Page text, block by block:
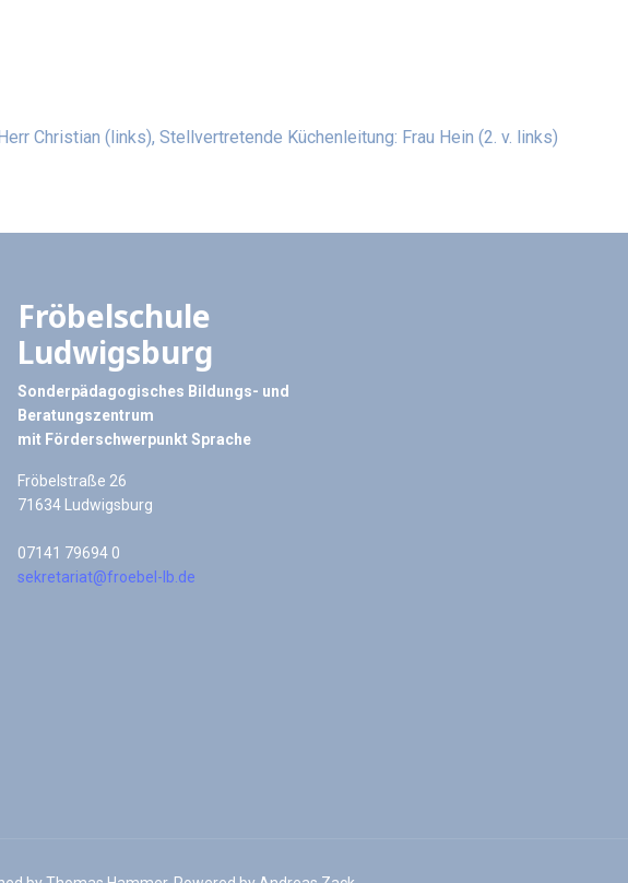
Christian (links), Stellvertretende Küchenleitung: Frau Hein (2. v. links)
Fröbelschule
Ludwigsburg
Sonderpädagogisches Bildungs- und
Beratungszentrum
mit Förderschwerpunkt Sprache
Fröbelstraße 26
71634 Ludwigsburg
07141 79694 0
sekretariat@froebel-lb.de